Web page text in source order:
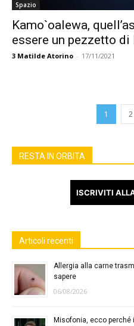
Spazio
Kamo`oalewa,
essere un pezzetto di
3 Matilde Atorino - 17/11/2021
1 2
RESTA IN ORBITA
ISCRIVITI
Articoli recenti
Allergia alla carne
sapere
06/08/2026
Misofonia, ecco